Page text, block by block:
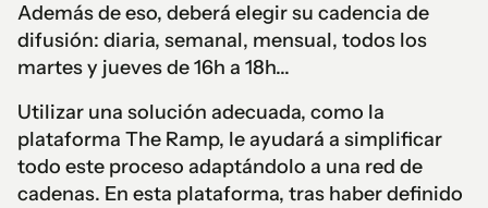
Además de eso, deberá elegir su cadencia de
difusión: diaria, semanal, mensual, todos los
martes y jueves de 16h a 18h...
Utilizar una solución adecuada, como la
plataforma The Ramp, le ayudará a simplificar
todo este proceso adaptándolo a una red de
cadenas. En esta plataforma, tras haber definido